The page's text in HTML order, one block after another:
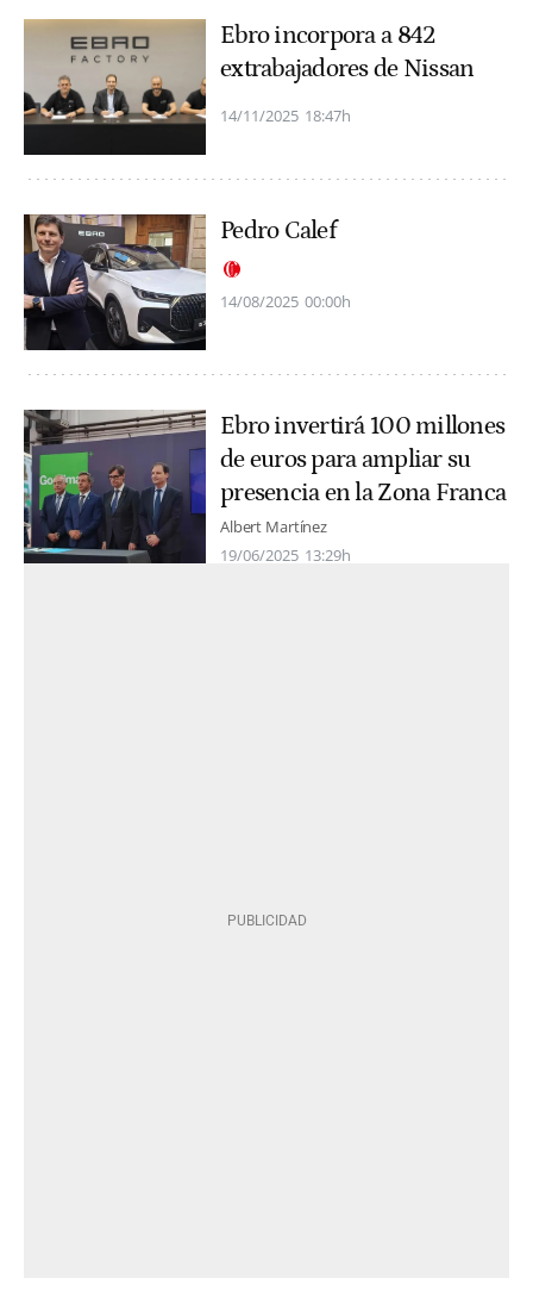
Ebro incorpora a 842
extrabajadores de Nissan
14/11/2025 18:47h
Pedro Calef
14/08/2025 00:00h
Ebro invertirá 100 millones
de euros para ampliar su
presencia en la Zona Franca
Albert Martínez
19/06/2025 13:29h